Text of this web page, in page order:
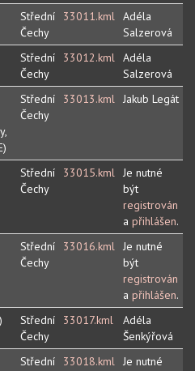
Střední
Čechy
33011.kml Adéla
Salzerová
Střední
Čechy
33012.kml Adéla
Salzerová
Střední
Čechy
33013.kml Jakub Legát
Střední
Čechy
33015.kml Je nutné
být
registrován
a přihlášen.
Střední
Čechy
33016.kml Je nutné
být
registrován
a přihlášen.
Střední
Čechy
33017.kml
Adéla
Šenkýřová
Střední
33018.kml Je nutné